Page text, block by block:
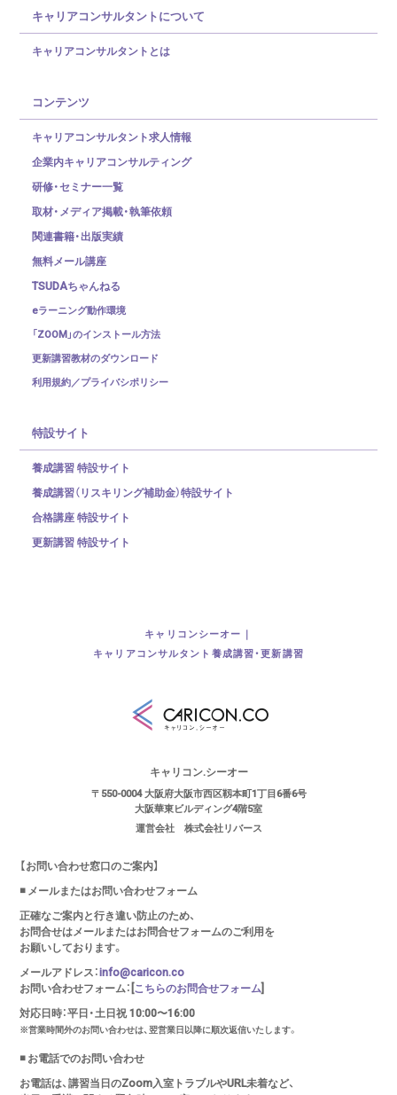
キャリアコンサルタントについて
キャリアコンサルタントとは
コンテンツ
キャリアコンサルタント求人情報
企業内キャリアコンサルティング
研修・セミナー一覧
取材・メディア掲載・執筆依頼
関連書籍・出版実績
無料メール講座
TSUDAちゃんねる
eラーニング動作環境
「ZOOM」のインストール方法
更新講習教材のダウンロード
利用規約／プライバシポリシー
特設サイト
養成講習 特設サイト
養成講習（リスキリング補助金）特設サイト
合格講座 特設サイト
更新講習 特設サイト
キャリコンシーオー｜
キャリアコンサルタント養成講習・更新講習
キャリコン.シーオー
〒550-0004 大阪府大阪市西区靱本町1丁目6番6号
大阪華東ビルディング4階5室
運営会社 株式会社リバース
【お問い合わせ窓口のご案内】
◾️ メールまたはお問い合わせフォーム
正確なご案内と行き違い防止のため、
お問合せはメールまたはお問合せフォームのご利用を
お願いしております。
メールアドレス：info@caricon.co
お問い合わせフォーム：[こちらのお問合せフォーム]
対応日時：平日・土日祝 10:00〜16:00
※営業時間外のお問い合わせは、翌営業日以降に順次返信いたします。
◾️ お電話でのお問い合わせ
お電話は、講習当日のZoom入室トラブルやURL未着など、